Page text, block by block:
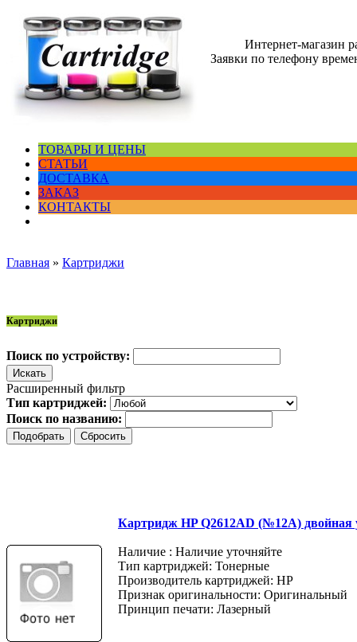
Интернет-магазин
Заявки по телефону
ТОВАРЫ И ЦЕНЫ
СТАТЬИ
ДОСТАВКА
ЗАКАЗ
КОНТАКТЫ
Главная » Картриджи
Картриджи
Поиск по устройству:
Расширенный фильтр
Тип картриджей:
Поиск по названию:
Картридж HP Q2612AD (№12A) двойная
Наличие : Наличие уточняйте
Тип картриджей: Тонерные
Производитель картриджей: HP
Признак оригинальности: Оригинальный
Принцип печати: Лазерный